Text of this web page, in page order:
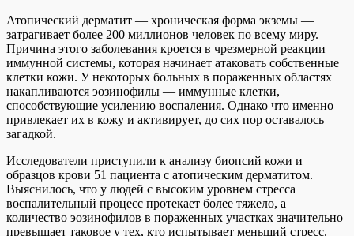
Атопический дерматит — хроническая форма экземы —
затрагивает более 200 миллионов человек по всему миру.
Причина этого заболевания кроется в чрезмерной реакции
иммунной системы, которая начинает атаковать собственные
клетки кожи. У некоторых больных в пораженных областях
накапливаются эозинофилы — иммунные клетки,
способствующие усилению воспаления. Однако что именно
привлекает их в кожу и активирует, до сих пор оставалось
загадкой.
Исследователи приступили к анализу биопсий кожи и
образцов крови 51 пациента с атопическим дерматитом.
Выяснилось, что у людей с высоким уровнем стресса
воспалительный процесс протекает более тяжело, а
количество эозинофилов в пораженных участках значительно
превышает таковое у тех, кто испытывает меньший стресс.